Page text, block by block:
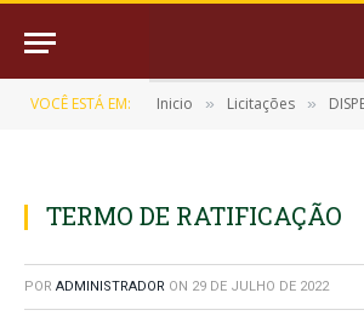
VOCÊ ESTÁ EM: Inicio » Licitações »
TERMO DE RATIFICAÇÃO
POR ADMINISTRADOR ON 29 DE JULHO DE 2022